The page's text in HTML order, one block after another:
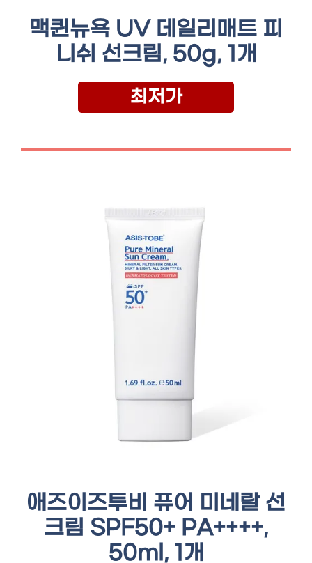
맥퀸뉴욕 UV 데일리매트 피
니쉬 선크림, 50g, 1개
최저가
애즈이즈투비 퓨어 미네랄 선
크림 SPF50+ PA++++,
50ml, 1개